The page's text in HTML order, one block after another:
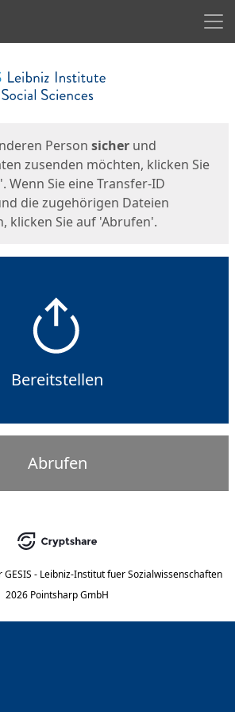
Person sicher und
zusenden möchten, klicken Sie
Wenn Sie eine Transfer-ID
die zugehörigen Dateien
klicken Sie auf 'Abrufen'.
Bereitstellen
Abrufen
GESIS - Leibniz-Institut fuer Sozialwissenschaften
2026 Pointsharp GmbH